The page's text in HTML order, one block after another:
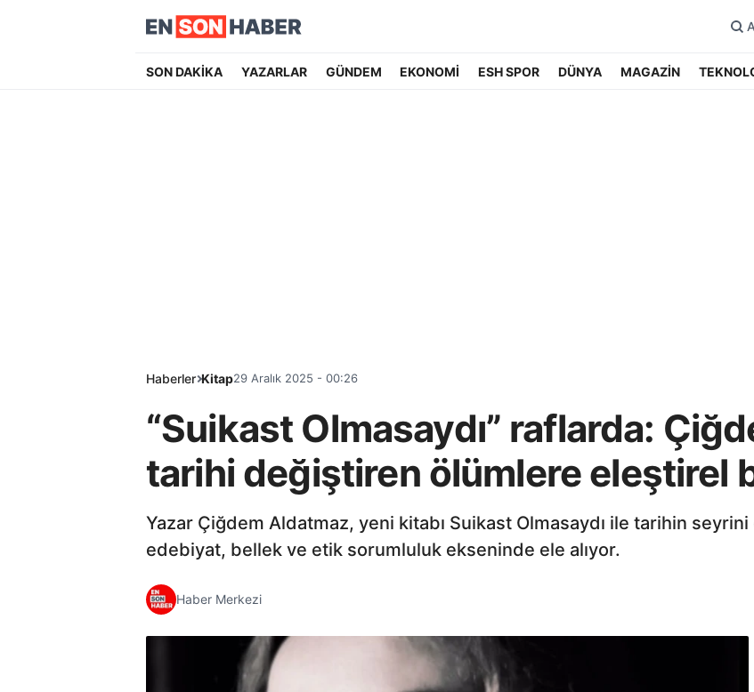
SON DAKİKA YAZARLAR GÜNDEM EKONOMİ ESH SPOR DÜNYA MAGAZİN
Haberler Kitap29 Aralık 2025 - 00:26
“Suikast Olmasaydı” raflarda:
tarihi değiştiren ölümlere eleştirel
Yazar Çiğdem Aldatmaz, yeni kitabı Suikast Olmasaydı ile tarihin
edebiyat, bellek ve etik sorumluluk ekseninde ele alıyor.
Haber Merkezi